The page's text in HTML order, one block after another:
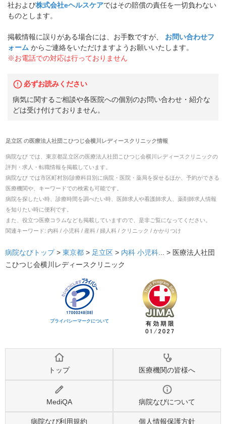
社および株式会社eヘルスケアではその賠償の責任を一切負わない
ものとします。
掲載情報に誤りがある場合には、お手数ですが、
お問い合わせフ
ォーム からご連絡をいただけますようお願いいたします。
※お電話での対応は行っておりません
必ずお読みください
病気に関するご相談や各医院への個別のお問い合わせ・紹介な
どは受け付けておりません。
足立区の医療法人社団こひつじ会横川レディースクリニック情報
病院なび では、 東京都足立区の医療法人社団こひつじ会横川レディースクリニックの
評判・求人・転職情報を掲載しています。
病院なび では市区町村別/診療科目別に病院・医院・薬局を探せるほか、予約ができる
医療機関や、キーワードでの検索も可能です。
病院を探したい時、診療時間を調べたい時、医師求人や看護師求人、薬剤師求人情報
を知りたい時に便利です。
また、役立つ医療コラムなども掲載していますので、是非ご覧になってください。
関連キーワード: 内科 / 小児科 / 産科 / 婦人科 / クリニック / かかりつけ
病院なびトップ > 東京都 > 足立区 > 内科 小児科... > 医療法人社団
こひつじ会横川レディースクリニック
プライバシーマークについて
トップ 医療機関の皆様へ
MediQA 病院なびについて
病院なび利用規約 個人情報保護方針